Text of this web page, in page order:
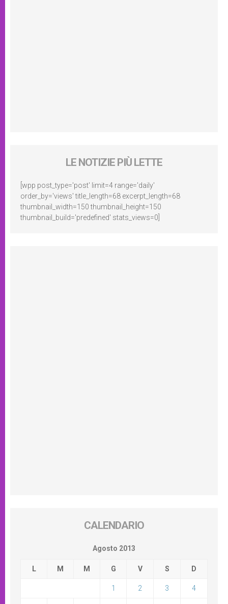
LE NOTIZIE PIÙ LETTE
[wpp post_type='post' limit=4 range='daily'
order_by='views' title_length=68 excerpt_length=68
thumbnail_width=150 thumbnail_height=150
thumbnail_build='predefined' stats_views=0]
CALENDARIO
Agosto 2013
L M M G V S D
1 2 3 4